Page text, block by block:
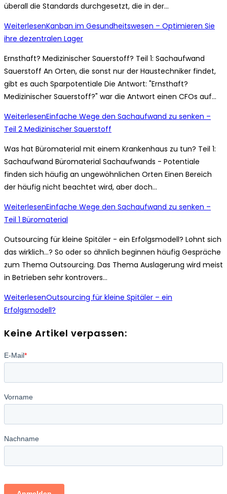
überall die Standards durchgesetzt, die in der…
WeiterlesenKanban im Gesundheitswesen – Optimieren Sie
ihre dezentralen Lager
Ernsthaft? Medizinischer Sauerstoff? Teil 1: Sachaufwand
Sauerstoff An Orten, die sonst nur der Haustechniker findet,
gibt es auch Sparpotentiale Die Antwort: "Ernsthaft?
Medizinischer Sauerstoff?" war die Antwort einen CFOs auf…
WeiterlesenEinfache Wege den Sachaufwand zu senken –
Teil 2 Medizinischer Sauerstoff
Was hat Büromaterial mit einem Krankenhaus zu tun? Teil 1:
Sachaufwand Büromaterial Sachaufwands - Potentiale
finden sich häufig an ungewöhnlichen Orten Einen Bereich
der häufig nicht beachtet wird, aber doch…
WeiterlesenEinfache Wege den Sachaufwand zu senken –
Teil 1 Büromaterial
Outsourcing für kleine Spitäler - ein Erfolgsmodell? Lohnt sich
das wirklich...? So oder so ähnlich beginnen häufig Gespräche
zum Thema Outsourcing. Das Thema Auslagerung wird meist
in Betrieben sehr kontrovers…
WeiterlesenOutsourcing für kleine Spitäler – ein
Erfolgsmodell?
Keine Artikel verpassen: